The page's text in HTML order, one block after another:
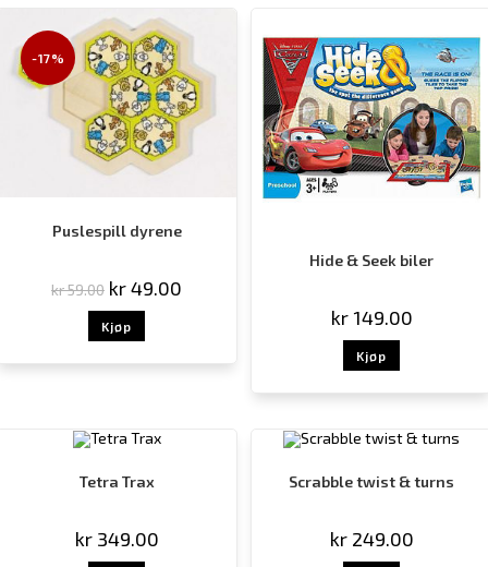
-17%
Puslespill dyrene
kr59.00 kr49.00
Kjøp
Hide & Seek biler
kr149.00
Kjøp
Tetra Trax
kr349.00
Scrabble twist & turns
kr249.00